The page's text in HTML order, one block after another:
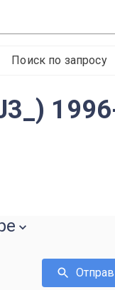
Поиск по запросу